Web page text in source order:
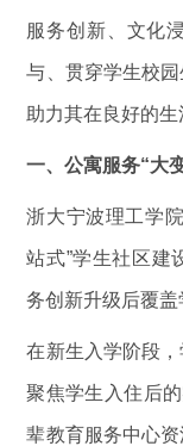
服务创新、文化
与、贯穿学生校
助力其在良好的生
一、公寓服务“大
浙大宁波理工学
站式”学生社区建
务创新升级后覆盖
在新生入学阶段
聚焦学生入住后
辈教育服务中心